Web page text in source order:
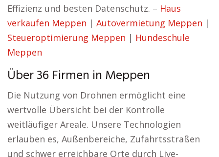
Effizienz und besten Datenschutz. – Haus
verkaufen Meppen | Autovermietung Meppen |
Steueroptimierung Meppen | Hundeschule
Meppen
Über 36 Firmen in Meppen
Die Nutzung von Drohnen ermöglicht eine
wertvolle Übersicht bei der Kontrolle
weitläufiger Areale. Unsere Technologien
erlauben es, Außenbereiche, Zufahrtsstraßen
und schwer erreichbare Orte durch Live-